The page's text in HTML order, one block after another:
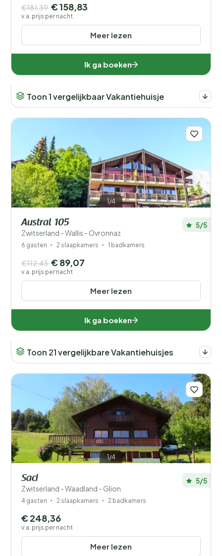
Meer lezen
€181,39 € 158,83
v.a. prijs per nacht
Ik ga boeken
Toon 1 vergelijkbaar Vakantiehuisje
1/4
Austral 105
Zwitserland - Wallis - Ovronnaz
5/5
6 gasten 2 slaapkamers 1 badkamers
Meer lezen
€112,43 € 89,07
v.a. prijs per nacht
Ik ga boeken
Toon 21 vergelijkbare Vakantiehuisjes
1/4
Saci
Zwitserland - Waadland - Glion
5/5
4 gasten 2 slaapkamers 2 badkamers
Meer lezen
€ 248,36
v.a. prijs per nacht